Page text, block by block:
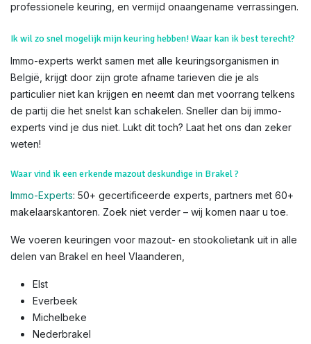
professionele keuring, en vermijd onaangename verrassingen.
Ik wil zo snel mogelijk mijn keuring hebben! Waar kan ik best terecht?
Immo-experts werkt samen met alle keuringsorganismen in
België, krijgt door zijn grote afname tarieven die je als
particulier niet kan krijgen en neemt dan met voorrang telkens
de partij die het snelst kan schakelen. Sneller dan bij immo-
experts vind je dus niet. Lukt dit toch? Laat het ons dan zeker
weten!
Waar vind ik een erkende mazout deskundige in Brakel ?
Immo-Experts: 50+ gecertificeerde experts, partners met 60+
makelaarskantoren. Zoek niet verder – wij komen naar u toe.
We voeren keuringen voor mazout- en stookolietank uit in alle
delen van Brakel en heel Vlaanderen,
Elst
Everbeek
Michelbeke
Nederbrakel